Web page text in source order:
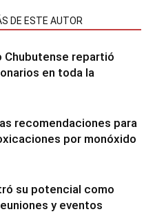
DE ESTE AUTOR
Chubutense repartió
en toda la
recomendaciones para
por monóxido
su potencial como
y eventos